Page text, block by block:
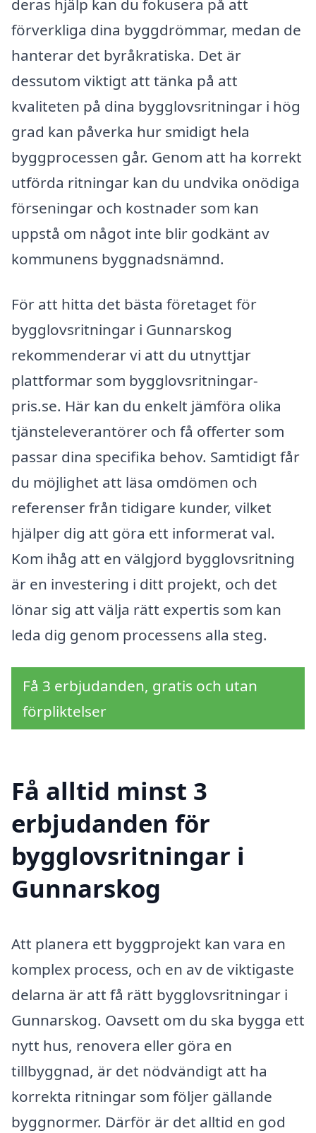
deras hjälp kan du fokusera på att
förverkliga dina byggdrömmar, medan de
hanterar det byråkratiska. Det är
dessutom viktigt att tänka på att
kvaliteten på dina bygglovsritningar i hög
grad kan påverka hur smidigt hela
byggprocessen går. Genom att ha korrekt
utförda ritningar kan du undvika onödiga
förseningar och kostnader som kan
uppstå om något inte blir godkänt av
kommunens byggnadsnämnd.
För att hitta det bästa företaget för
bygglovsritningar i Gunnarskog
rekommenderar vi att du utnyttjar
plattformar som bygglovsritningar-
pris.se. Här kan du enkelt jämföra olika
tjänsteleverantörer och få offerter som
passar dina specifika behov. Samtidigt får
du möjlighet att läsa omdömen och
referenser från tidigare kunder, vilket
hjälper dig att göra ett informerat val.
Kom ihåg att en välgjord bygglovsritning
är en investering i ditt projekt, och det
lönar sig att välja rätt expertis som kan
leda dig genom processens alla steg.
Få 3 erbjudanden, gratis och utan
förpliktelser
Få alltid minst 3
erbjudanden för
bygglovsritningar i
Gunnarskog
Att planera ett byggprojekt kan vara en
komplex process, och en av de viktigaste
delarna är att få rätt bygglovsritningar i
Gunnarskog. Oavsett om du ska bygga ett
nytt hus, renovera eller göra en
tillbyggnad, är det nödvändigt att ha
korrekta ritningar som följer gällande
byggnormer. Därför är det alltid en god